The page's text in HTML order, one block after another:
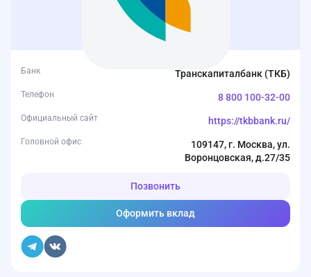
Банк Транскапиталбанк (ТКБ)
Телефон 8 800 100-32-00
Официальный сайт https://tkbbank.ru/
Головной офис
109147, г. Москва, ул.
Воронцовская, д.27/35
Позвонить
Оформить вклад